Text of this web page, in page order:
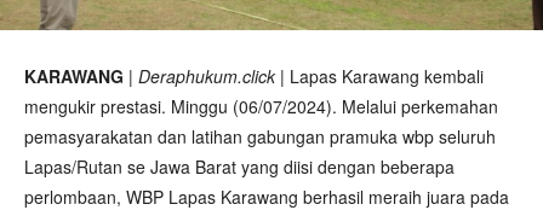
KARAWANG | Deraphukum.click | Lapas Karawang kembali
mengukir prestasi. Minggu (06/07/2024). Melalui perkemahan
pemasyarakatan dan latihan gabungan pramuka wbp seluruh
Lapas/Rutan se Jawa Barat yang diisi dengan beberapa
perlombaan, WBP Lapas Karawang berhasil meraih juara pada